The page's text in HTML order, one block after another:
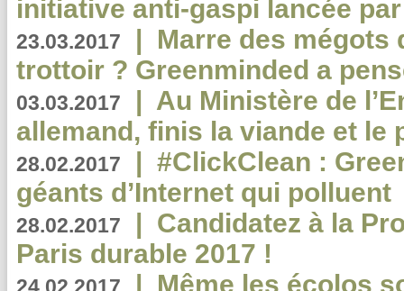
initiative anti-gaspi lancée
23.03.2017 | Marre des mégots
trottoir ? Greenminded a
03.03.2017 | Au Ministère de
allemand, finis la viande et le
28.02.2017 | #ClickClean :
géants d’Internet qui polluent
28.02.2017 | Candidatez à la
Paris durable 2017 !
| Même les écolos